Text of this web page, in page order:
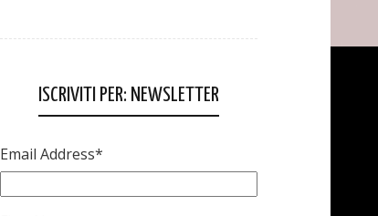
ISCRIVITI PER: NEWSLETTER
Email Address*